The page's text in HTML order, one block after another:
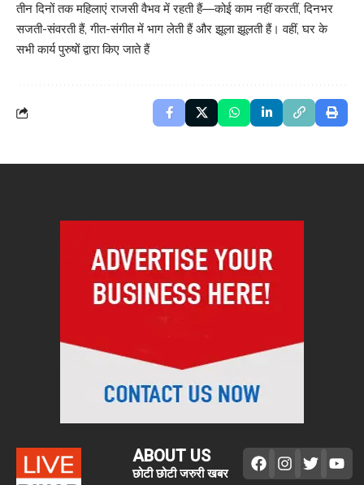
तीन दिनों तक महिलाएं राजसी वैभव में रहती हैं—कोई काम नहीं करतीं, दिनभर
सजती-संवरती हैं, गीत-संगीत में भाग लेती हैं और झूला झूलती हैं। वहीं, घर के
सभी कार्य पुरुषों द्वारा किए जाते हैं
ABOUT US
छोटी छोटी जरुरी खबर